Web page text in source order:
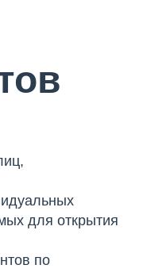
для открытия
по